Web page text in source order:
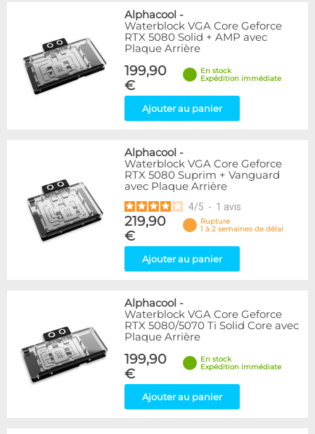
Alphacool -
Waterblock VGA Core Geforce
RTX 5080 Solid + AMP avec
Plaque Arrière
199,90
€
En stock
Expédition immédiate
Ajouter au panier
Alphacool -
Waterblock VGA Core Geforce
RTX 5080 Suprim + Vanguard
avec Plaque Arrière
4/5 - 1 avis
219,90
€
Rupture
1 à 2 semaines de délai
Ajouter au panier
Alphacool -
Waterblock VGA Core Geforce
RTX 5080/5070 Ti Solid Core avec
Plaque Arrière
199,90
€
En stock
Expédition immédiate
Ajouter au panier